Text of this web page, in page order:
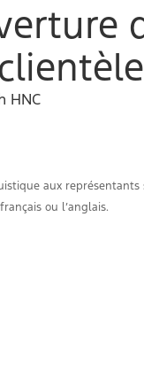
HNC
aux
ou l’anglais.